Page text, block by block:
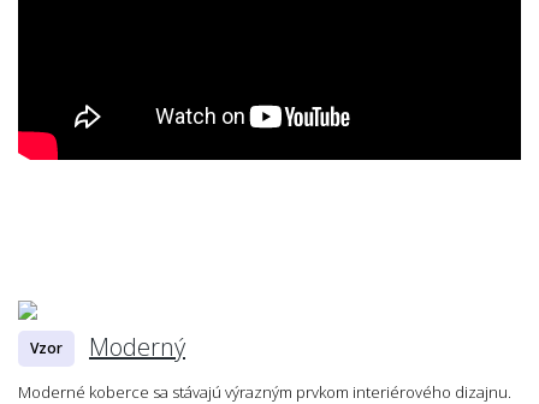
Vzor Moderný
Moderné koberce sa stávajú výrazným prvkom interiérového dizajnu.